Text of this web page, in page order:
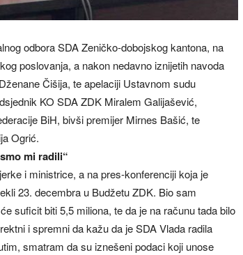
odbora SDA Zeničko-dobojskog kantona, na
poslovanja, a nakon nedavno iznijetih navoda
Čišija, te apelaciji Ustavnom sudu
KO SDA ZDK Miralem Galijašević,
BiH, bivši premijer Mirnes Bašić, te
Ogrić.
mi radili“
i ministrice, a na pres-konferenciji koja je
23. decembra u Budžetu ZDK. Bio sam
suficit biti 5,5 miliona, te da je na računu tada bilo
i spremni da kažu da je SDA Vlada radila
smatram da su iznešeni podaci koji unose